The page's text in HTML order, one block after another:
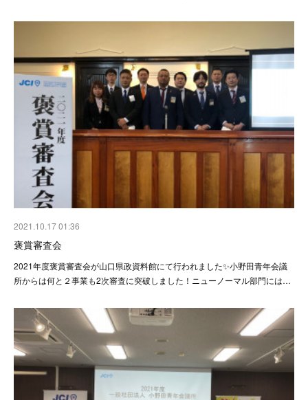
2021.10.17 01:36
褒賞審査会
2021年度褒賞審査会が山口県政資料館にて行われました✨小野田青年会議
所からは何と２事業も2次審査に突破しました！ニューノーマル部門には…